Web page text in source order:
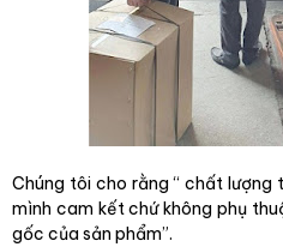
Chúng tôi cho rằng “ chất
mình cam kết chứ không phụ
gốc của sản phẩm”.